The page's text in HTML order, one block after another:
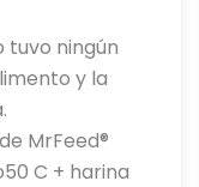
tuvo ningún
y la
MrFeed®
C + harina